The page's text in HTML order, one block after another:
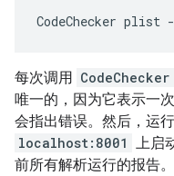
每次调用
唯一的，因为它表示一
会指出错误。然后，运行
localhost:8001 上启
前所有解析运行的报告。